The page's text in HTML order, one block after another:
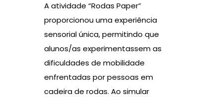
A atividade “Rodas Paper”
proporcionou uma experiência
sensorial única, permitindo que
alunos/as experimentassem as
dificuldades de mobilidade
enfrentadas por pessoas em
cadeira de rodas. Ao simular